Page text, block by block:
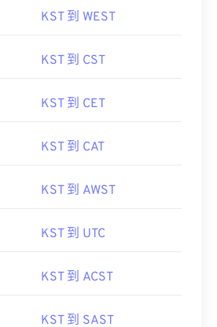
KST 到 WEST
KST 到 CST
KST 到 CET
KST 到 CAT
KST 到 AWST
KST 到 UTC
KST 到 ACST
KST 到 SAST